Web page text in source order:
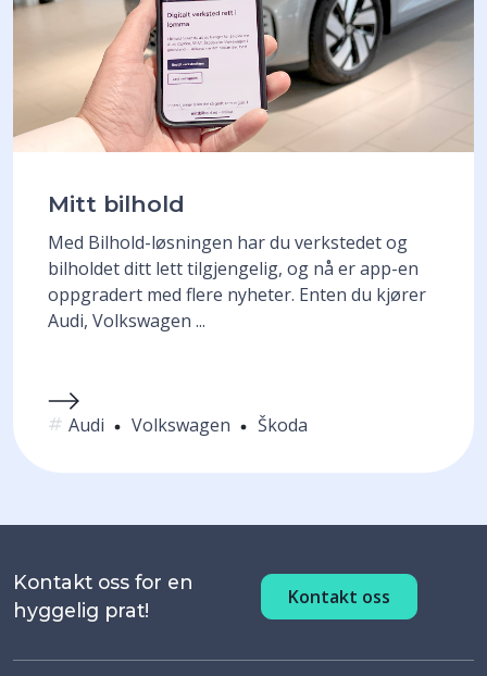
Mitt bilhold
Med Bilhold-løsningen har du verkstedet og
bilholdet ditt lett tilgjengelig, og nå er app-en
oppgradert med flere nyheter. Enten du kjører
Audi, Volkswagen ...
Audi Volkswagen Škoda
Kontakt oss for en
hyggelig prat!
Kontakt oss